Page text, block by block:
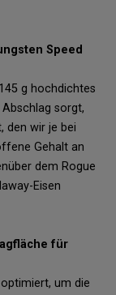
Speed
g hochdichtes
sorgt,
den wir je bei
Gehalt an
dem Rogue
Eisen
für
um die